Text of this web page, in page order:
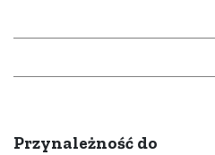
Przynależność do